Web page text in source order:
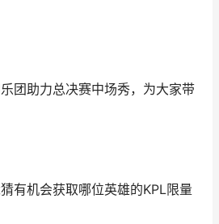
团助力总决赛中场秀，为大家带
有机会获取哪位英雄的KPL限量